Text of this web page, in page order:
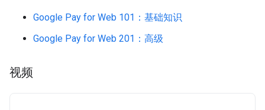
Google Pay for Web 101：基础知识
Google Pay for Web 201：高级
视频